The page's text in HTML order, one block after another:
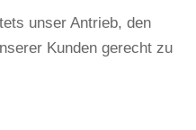
unser Antrieb, den
Kunden gerecht zu